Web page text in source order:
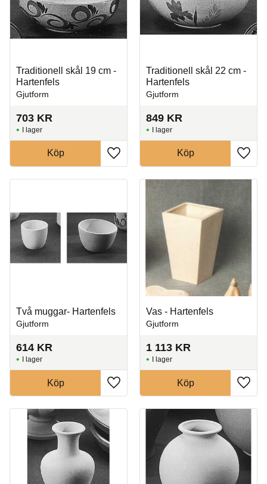
Traditionell skål 19 cm -
Hartenfels
Gjutform
703 KR
Lägg till i favoriter
I lager
Köp
Traditionell skål 22 cm -
Hartenfels
Gjutform
849 KR
Lägg
I lager
Köp
Två muggar- Hartenfels
Gjutform
614 KR
Lägg till i favoriter
I lager
Köp
Vas - Hartenfels
Gjutform
1 113 KR
Lägg
I lager
Köp